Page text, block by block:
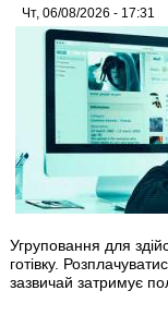
Чт, 06/08/2026 - 17:31
Угруповання для
готівку.
зазвичай затримує